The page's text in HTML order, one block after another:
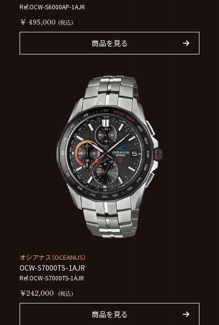
Ref.OCW-S6000AP-1AJR
￥ 495,000 (税込)
商品を見る
オシアナス（OCEANUS）
OCW-S7000TS-1AJR
Ref.OCW-S7000TS-1AJR
￥242,000 (税込)
商品を見る